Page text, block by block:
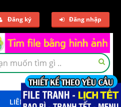
Đăng ký Đăng nhập
LIÊN HỆ TẢI DEMO